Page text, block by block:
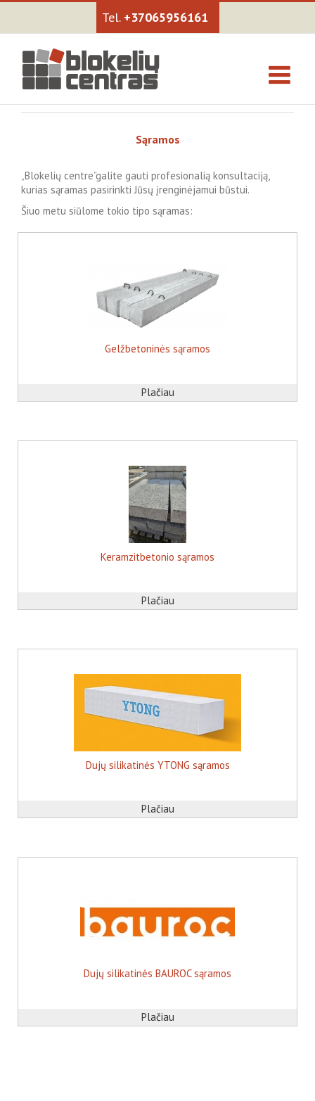
+37065956161
Sąramos
„Blokelių centre”galite gauti profesionalią konsultaciją,
kurias sąramas pasirinkti Jūsų įrenginėjamui būstui.
Šiuo metu siūlome tokio tipo sąramas:
Gelžbetoninės sąramos
Plačiau
Keramzitbetonio sąramos
Plačiau
Dujų silikatinės YTONG sąramos
Plačiau
Dujų silikatinės BAUROC sąramos
Plačiau